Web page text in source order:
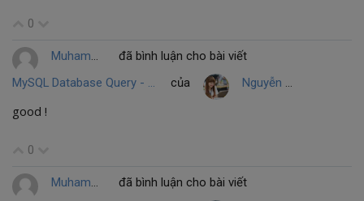
0
Muhammed Dastagir Husain
đã bình luận cho bài viết
MySQL Database Query - Phần 2
của Nguyễn Thị Hồng Nhung
good !
0
Muhammed Dastagir Husain
đã bình luận cho bài viết